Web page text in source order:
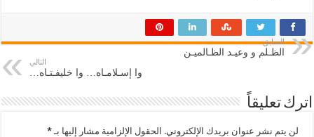
السابق
الظـلم و وعيـد الظـالميـن
التالي
وا إسـلامـاه… وا خليفـتـاه…
اترك تعليقاً
لن يتم نشر عنوان بريدك الإلكتروني. الحقول الإلزامية مشار إليها بـ*